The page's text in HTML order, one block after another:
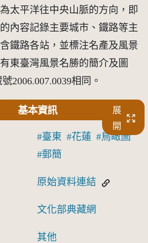
太平洋往中央山脈的方向，即
內容記錄主要城市、鐵路等主
鐵路各站，並標注名產及風景
東臺灣風景名勝的簡介及圖
2006.007.0039相同。
基本資訊
展
開
臺東 花蓮
鳥瞰圖
郵簡
原始資料連結
文化部典藏網
其他